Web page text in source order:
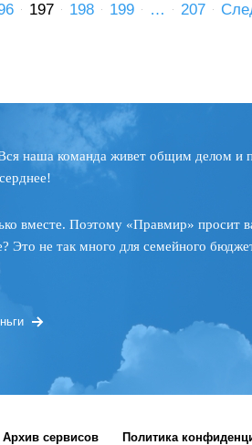
197 198 199 … 207
наша команда живет общим делом и
вместе. Поэтому «Правмир» просит
Это не так много для семейного
Архив сервисов Политика